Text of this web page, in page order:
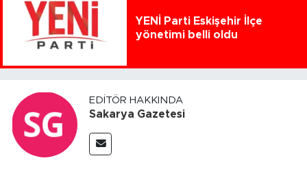
YENİ Parti Eskişehir İlçe
yönetimi belli oldu
EDITÖR HAKKINDA
Sakarya Gazetesi